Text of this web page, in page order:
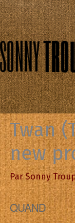
Aller
au
contenu
Twan
new
ParSonny
QUAND